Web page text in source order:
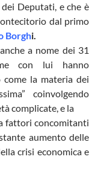
Deputati, e che è
dal primo
Borghi.
a nome dei 31
con lui hanno
la materia dei
coinvolgendo
complicate, e la
fattori concomitanti
aumento delle
crisi economica e